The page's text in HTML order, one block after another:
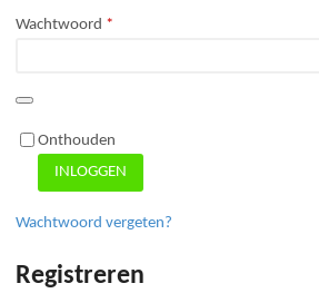
Wachtwoord *
Onthouden
INLOGGEN
Wachtwoord vergeten?
Registreren